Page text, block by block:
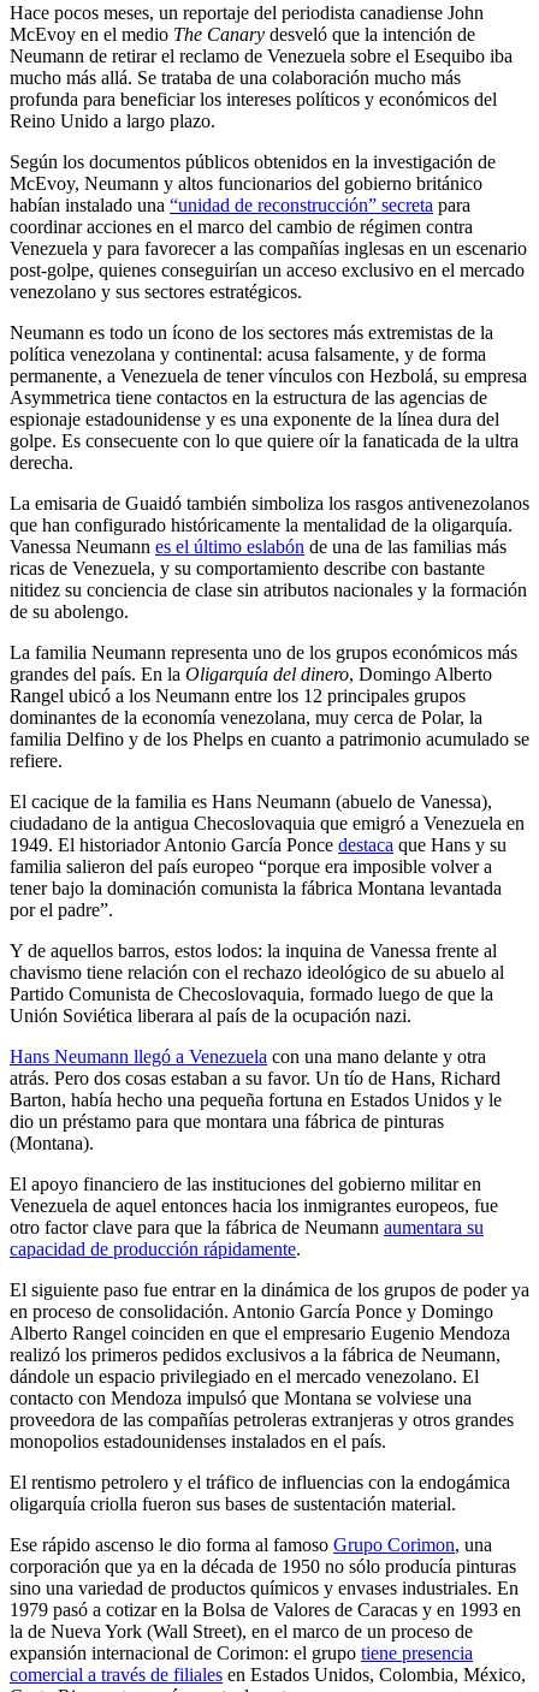
Hace pocos meses, un reportaje del periodista canadiense John
McEvoy en el medio The Canary desveló que la intención de
Neumann de retirar el reclamo de Venezuela sobre el Esequibo iba
mucho más allá. Se trataba de una colaboración mucho más
profunda para beneficiar los intereses políticos y económicos del
Reino Unido a largo plazo.
Según los documentos públicos obtenidos en la investigación de
McEvoy, Neumann y altos funcionarios del gobierno británico
habían instalado una “unidad de reconstrucción” secreta para
coordinar acciones en el marco del cambio de régimen contra
Venezuela y para favorecer a las compañías inglesas en un escenario
post-golpe, quienes conseguirían un acceso exclusivo en el mercado
venezolano y sus sectores estratégicos.
Neumann es todo un ícono de los sectores más extremistas de la
política venezolana y continental: acusa falsamente, y de forma
permanente, a Venezuela de tener vínculos con Hezbolá, su empresa
Asymmetrica tiene contactos en la estructura de las agencias de
espionaje estadounidense y es una exponente de la línea dura del
golpe. Es consecuente con lo que quiere oír la fanaticada de la ultra
derecha.
La emisaria de Guaidó también simboliza los rasgos antivenezolanos
que han configurado históricamente la mentalidad de la oligarquía.
Vanessa Neumann es el último eslabón de una de las familias más
ricas de Venezuela, y su comportamiento describe con bastante
nitidez su conciencia de clase sin atributos nacionales y la formación
de su abolengo.
La familia Neumann representa uno de los grupos económicos más
grandes del país. En la Oligarquía del dinero, Domingo Alberto
Rangel ubicó a los Neumann entre los 12 principales grupos
dominantes de la economía venezolana, muy cerca de Polar, la
familia Delfino y de los Phelps en cuanto a patrimonio acumulado se
refiere.
El cacique de la familia es Hans Neumann (abuelo de Vanessa),
ciudadano de la antigua Checoslovaquia que emigró a Venezuela en
1949. El historiador Antonio García Ponce destaca que Hans y su
familia salieron del país europeo “porque era imposible volver a
tener bajo la dominación comunista la fábrica Montana levantada
por el padre”.
Y de aquellos barros, estos lodos: la inquina de Vanessa frente al
chavismo tiene relación con el rechazo ideológico de su abuelo al
Partido Comunista de Checoslovaquia, formado luego de que la
Unión Soviética liberara al país de la ocupación nazi.
Hans Neumann llegó a Venezuela con una mano delante y otra
atrás. Pero dos cosas estaban a su favor. Un tío de Hans, Richard
Barton, había hecho una pequeña fortuna en Estados Unidos y le
dio un préstamo para que montara una fábrica de pinturas
(Montana).
El apoyo financiero de las instituciones del gobierno militar en
Venezuela de aquel entonces hacia los inmigrantes europeos, fue
otro factor clave para que la fábrica de Neumann aumentara su
capacidad de producción rápidamente.
El siguiente paso fue entrar en la dinámica de los grupos de poder ya
en proceso de consolidación. Antonio García Ponce y Domingo
Alberto Rangel coinciden en que el empresario Eugenio Mendoza
realizó los primeros pedidos exclusivos a la fábrica de Neumann,
dándole un espacio privilegiado en el mercado venezolano. El
contacto con Mendoza impulsó que Montana se volviese una
proveedora de las compañías petroleras extranjeras y otros grandes
monopolios estadounidenses instalados en el país.
El rentismo petrolero y el tráfico de influencias con la endogámica
oligarquía criolla fueron sus bases de sustentación material.
Ese rápido ascenso le dio forma al famoso Grupo Corimon, una
corporación que ya en la década de 1950 no sólo producía pinturas
sino una variedad de productos químicos y envases industriales. En
1979 pasó a cotizar en la Bolsa de Valores de Caracas y en 1993 en
la de Nueva York (Wall Street), en el marco de un proceso de
expansión internacional de Corimon: el grupo tiene presencia
comercial a través de filiales en Estados Unidos, Colombia, México,